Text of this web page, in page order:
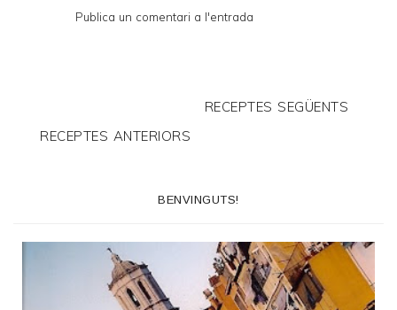
Publica un comentari a l'entrada
RECEPTES SEGÜENTS
RECEPTES ANTERIORS
BENVINGUTS!